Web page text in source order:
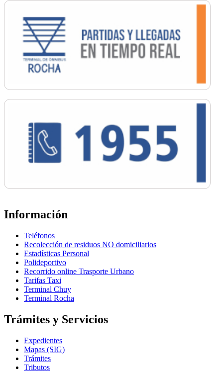
Información
Teléfonos
Recolección de residuos NO domiciliarios
Estadísticas Personal
Polideportivo
Recorrido online Trasporte Urbano
Tarifas Taxi
Terminal Chuy
Terminal Rocha
Trámites y Servicios
Expedientes
Mapas (SIG)
Trámites
Tributos